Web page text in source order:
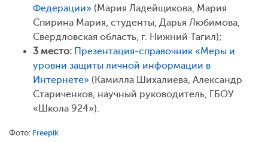
Федерации» (Мария Ладейщикова, Мария
Спирина Мария, студенты, Дарья Любимова,
Свердловская область, г. Нижний Тагил);
3 место: Презентация-справочник «Меры и
уровни защиты личной информации в
Интернете» (Камилла Шихалиева, Александр
Стариченков, научный руководитель, ГБОУ
«Школа 924»).
Фото: Freepik